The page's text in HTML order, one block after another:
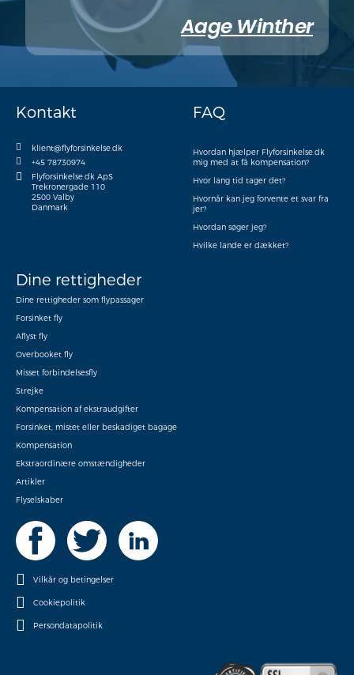
Aage Winther
Kontakt FAQ
klient@flyforsinkelse.dk
+45 78730974
Flyforsinkelse.dk ApS
Trekronergade 110
2500 Valby
Danmark
Hvordan hjælper Flyforsinkelse.dk
mig med at få kompensation?
Hvor lang tid tager det?
Hvornår kan jeg forvente et svar fra
jer?
Hvordan søger jeg?
Hvilke lande er dækket?
Dine rettigheder
Dine rettigheder som flypassager
Forsinket fly
Aflyst fly
Overbooket fly
Misset forbindelsesfly
Strejke
Kompensation af ekstraudgifter
Forsinket, mistet eller beskadiget bagage
Kompensation
Ekstraordinære omstændigheder
Artikler
Flyselskaber
Vilkår og betingelser
Cookiepolitik
Persondatapolitik